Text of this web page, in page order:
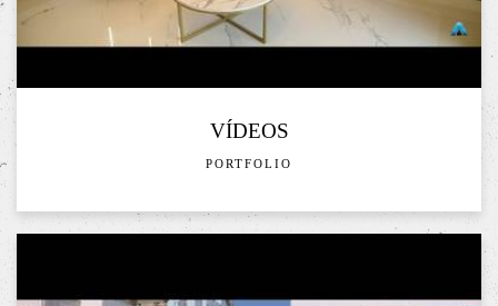
VÍDEOS
PORTFOLIO